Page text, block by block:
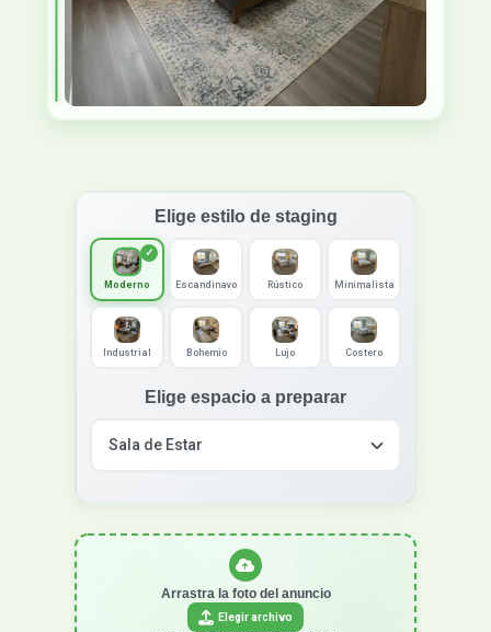
Elige estilo de staging
Moderno Escandinavo Rústico Minimalista
Industrial Bohemio Lujo Costero
Elige espacio a preparar
Arrastra la foto del anuncio
Elegir archivo